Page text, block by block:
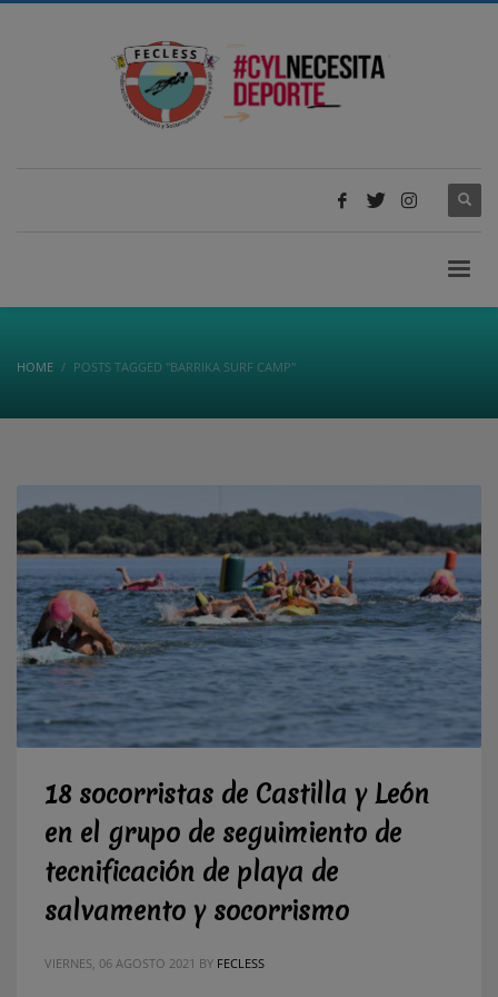
HOME POSTS TAGGED "BARRIKA SURF CAMP"
18 socorristas de Castilla y León
en el grupo de seguimiento de
tecnificación de playa de
salvamento y socorrismo
VIERNES, 06 AGOSTO 2021 BY FECLESS